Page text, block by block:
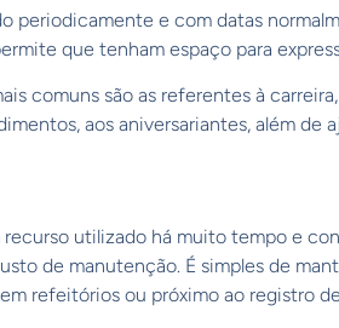
periodicamente e com datas
que tenham espaço para
comuns são as referentes à
aos aniversariantes, além de
recurso utilizado há muito tempo e
de manutenção. É simples de
refeitórios ou próximo ao registro